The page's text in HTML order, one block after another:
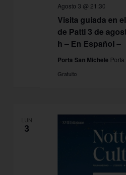
Visita guiada en
de Patti 3 de
h – En Español –
Agosto 3 @ 21:30
Porta San Michele
Gratuito
LUN
3